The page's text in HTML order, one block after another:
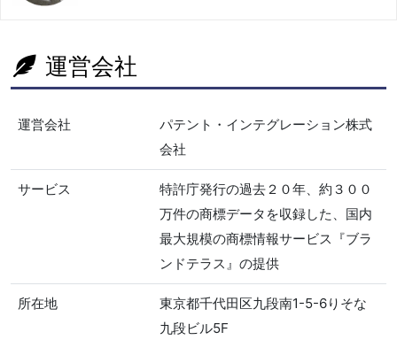
運営会社
運営会社
パテント・インテグレーション株式
会社
サービス
特許庁発行の過去２０年、約３００
万件の商標データを収録した、国内
最大規模の商標情報サービス『ブラ
ンドテラス』の提供
所在地
東京都千代田区九段南1-5-6りそな
九段ビル5F